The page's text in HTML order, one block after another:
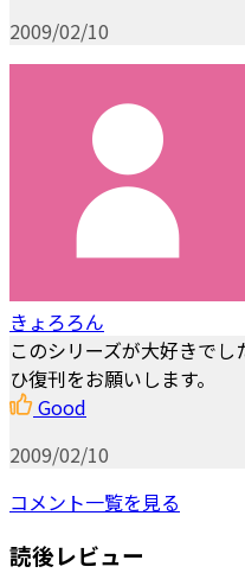
2009/02/10
きょろろん
このシリーズが大好きで
ひ復刊をお願いします。
Good
2009/02/10
コメント一覧を見る
読後レビュー